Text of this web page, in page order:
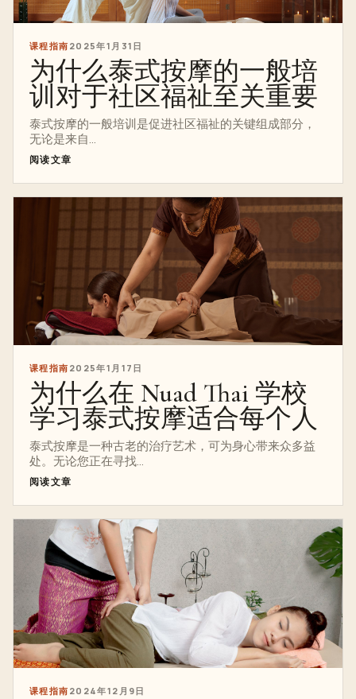
课程指南 2025年1月31日
为什么泰式按摩的一般培
训对于社区福祉至关重要
泰式按摩的一般培训是促进社区福祉的关键组成部分，
无论是来自...
阅读文章
课程指南 2025年1月17日
为什么在 Nuad Thai 学校
学习泰式按摩适合每个人
泰式按摩是一种古老的治疗艺术，可为身心带来众多益
处。无论您正在寻找...
阅读文章
课程指南 2024年12月9日